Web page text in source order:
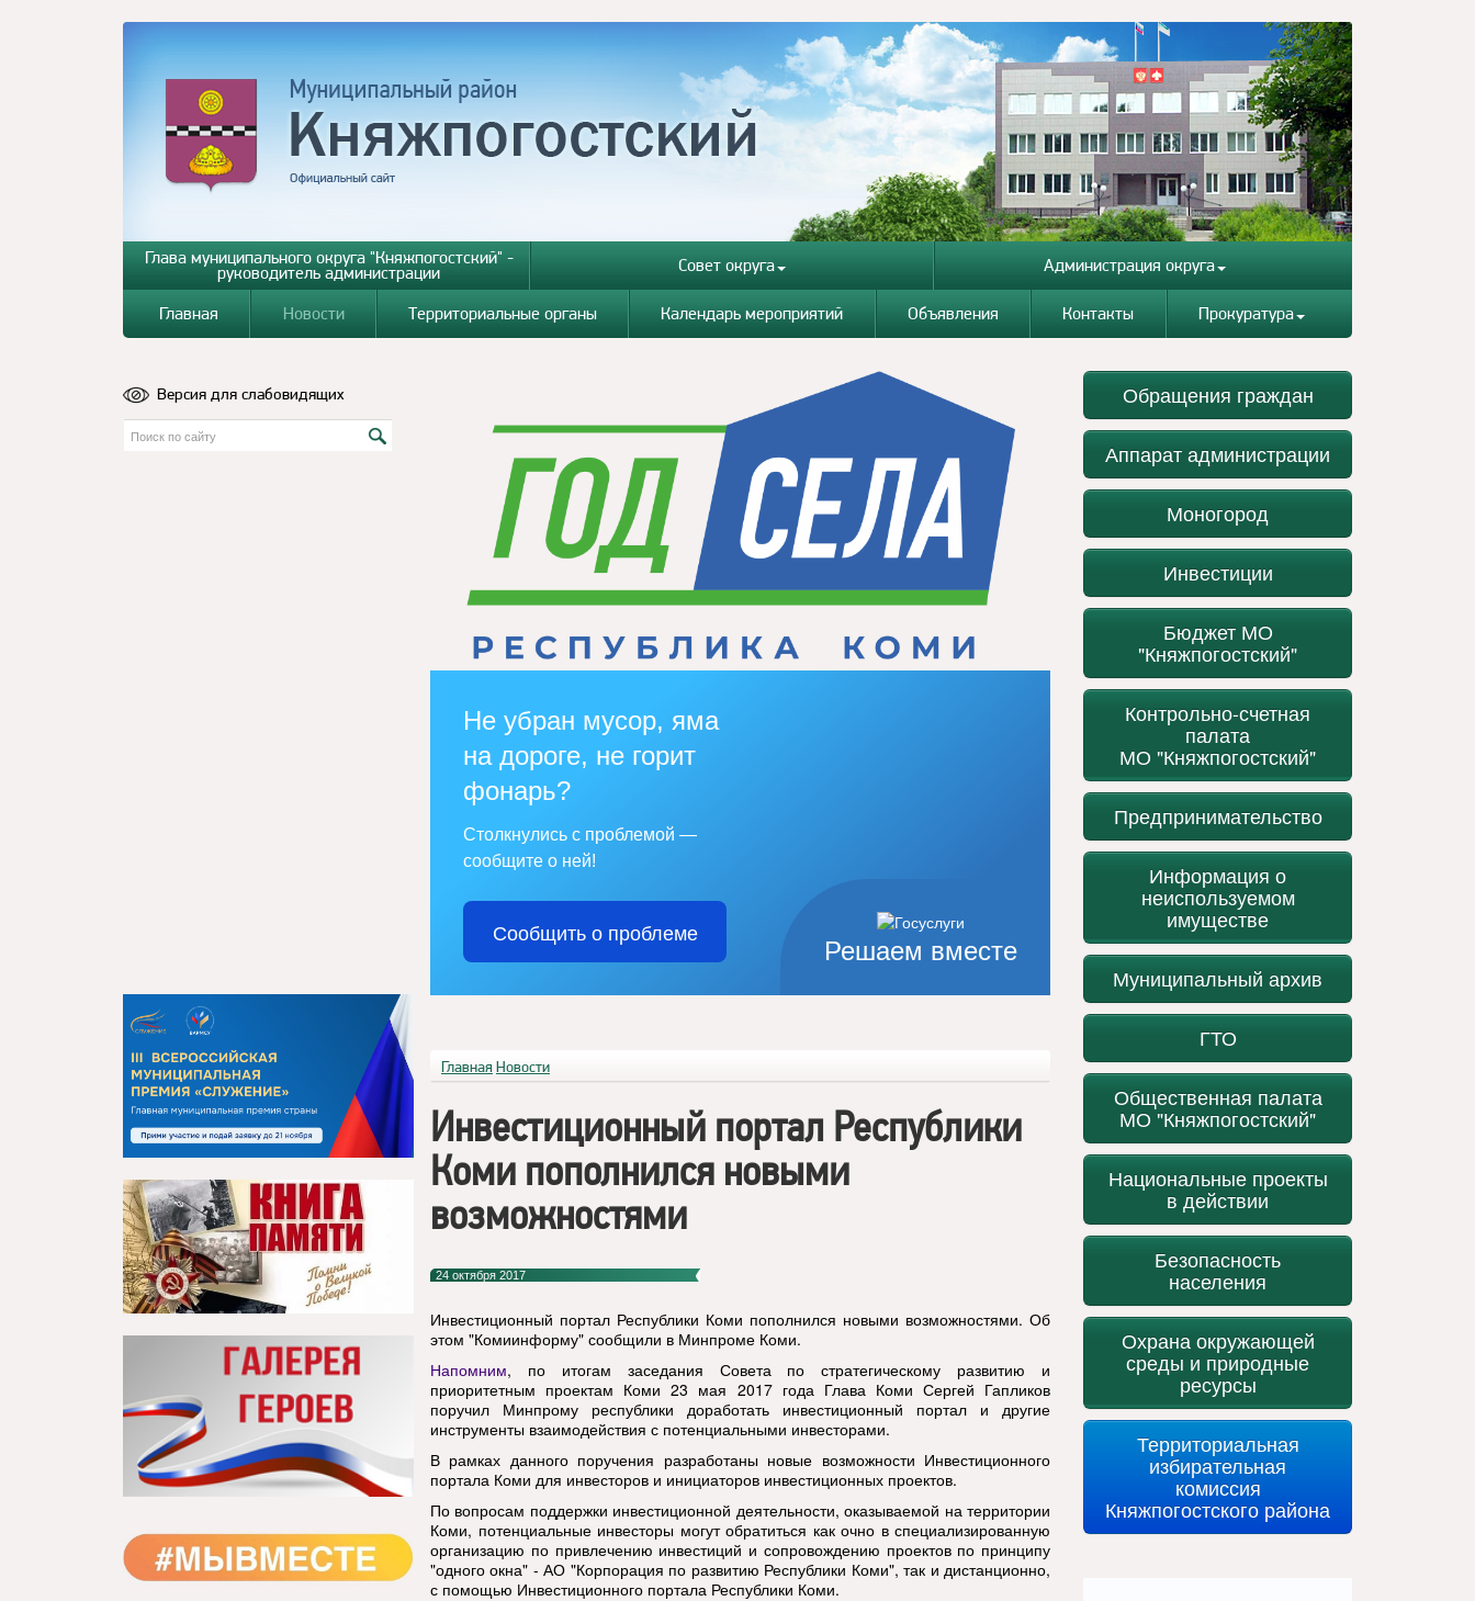
Глава муниципального округа "Княжпогостский" -
руководитель администрации Совет округа Администрация округа
Главная Новости Территориальные органы Календарь мероприятий Объявления Контакты Прокуратура
Версия для слабовидящих
Решаем вместе
Не убран мусор, яма
на дороге, не горит
фонарь?
Столкнулись с проблемой —
сообщите о ней!
Сообщить о проблеме
Главная Новости
Инвестиционный портал Республики
Коми пополнился новыми
возможностями
24 октября 2017
Инвестиционный портал Республики Коми пополнился новыми возможностями. Об
этом "Комиинформу" сообщили в Минпроме Коми.
Напомним, по итогам заседания Совета по стратегическому развитию и
приоритетным проектам Коми 23 мая 2017 года Глава Коми Сергей Гапликов
поручил Минпрому республики доработать инвестиционный портал и другие
инструменты взаимодействия с потенциальными инвесторами.
В рамках данного поручения разработаны новые возможности Инвестиционного
портала Коми для инвесторов и инициаторов инвестиционных проектов.
По вопросам поддержки инвестиционной деятельности, оказываемой на территории
Коми, потенциальные инвесторы могут обратиться как очно в специализированную
организацию по привлечению инвестиций и сопровождению проектов по принципу
"одного окна" - АО "Корпорация по развитию Республики Коми", так и дистанционно,
с помощью Инвестиционного портала Республики Коми.
Обращения граждан
Аппарат администрации
Моногород
Инвестиции
Бюджет МО
"Княжпогостский"
Контрольно-счетная
палата
МО "Княжпогостский"
Предпринимательство
Информация о
неиспользуемом
имуществе
Муниципальный архив
ГТО
Общественная палата
МО "Княжпогостский"
Национальные проекты
в действии
Безопасность
населения
Охрана окружающей
среды и природные
ресурсы
Территориальная
избирательная
комиссия
Княжпогостского района